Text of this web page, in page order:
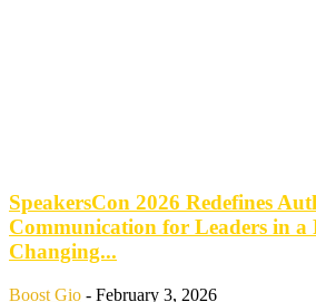
SpeakersCon 2026 Redefines
Communication for Leaders in a
Changing...
Boost Gio - February 3, 2026